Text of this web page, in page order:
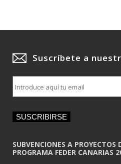
Suscríbete a
m
a
SUSCRIBIRSE
SUBVENCIONES A PROYECTOS
PROGRAMA FEDER CANARIAS